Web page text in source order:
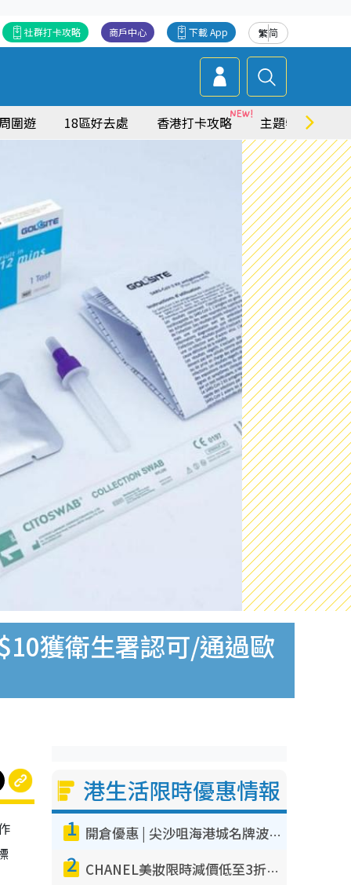
繁简
下載 App
商戶中心
社群打卡攻略
圍遊 18區好去處 香港打卡攻略 主題特集
獲衛生署認可/通過歐
港生活限時優惠情報
1 開倉優惠 | 尖沙咀海港城名牌波鞋開倉低至1折！On鞋$899起／Joy&Peace鞋履$98起
2 CHANEL美妝限時減價低至3折！人氣粉底/唇膏/精華液低至$275！COCO香水都有平